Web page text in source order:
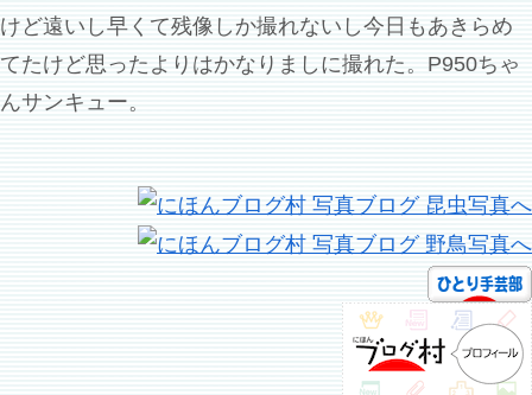
けど遠いし早くて残像しか撮れないし今日もあきらめ
てたけど思ったよりはかなりましに撮れた。P950ちゃ
んサンキュー。